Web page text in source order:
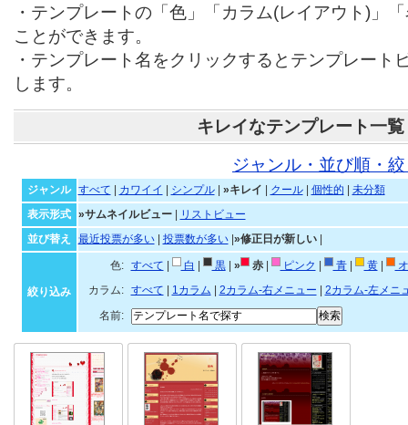
・テンプレートの「色」「カラム(レイアウト)」
ことができます。
・テンプレート名をクリックするとテンプレート
します。
キレイなテンプレート一覧
ジャンル・並び順・
ジャンル すべて カワイイ シンプル| »キレイ クール| 個性的
未分類
表示形式
»サムネイルビュー|
リストビュー
並び替え
最近投票が多い| 投票数が多い| »修正日が新しい|
絞り込み
色: すべて 白 黒| » 赤| ピンク 青| 黄|
カラム:
すべて 1カラム 2カラム-右メニュー
2カラム-左メニ
名前: